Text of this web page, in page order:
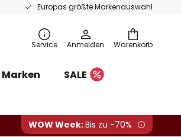
Europas größte Markenauswahl
Warenkorb
Service Anmelden
Marken
SALE
WOW Week:Bis zu -70%